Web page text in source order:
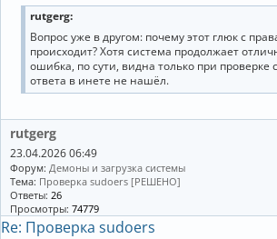
rutgerg:
Вопрос уже в другом: почему этот глюк с
происходит? Хотя система продолжает
ошибка, по сути, видна только при проверке
ответа в инете не нашёл.
rutgerg
23.04.2026 06:49
Форум: Демоны и загрузка системы
Тема: Проверка sudoers [РЕШЕНО]
Ответы: 26
Просмотры: 74779
Re: Проверка sudoers